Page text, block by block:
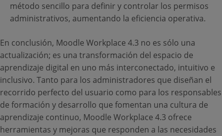
método sencillo para definir y controlar los permisos
administrativos, aumentando la eficiencia operativa.
En conclusión, Moodle Workplace 4.3 no es sólo una
actualización; es una transformación del espacio de
aprendizaje digital en uno más interconectado, intuitivo e
inclusivo. Tanto para los administradores que diseñan el
recorrido perfecto del usuario como para los responsables
de formación y desarrollo que fomentan una cultura de
aprendizaje continuo, Moodle Workplace 4.3 ofrece
herramientas y mejoras que responden a las necesidades